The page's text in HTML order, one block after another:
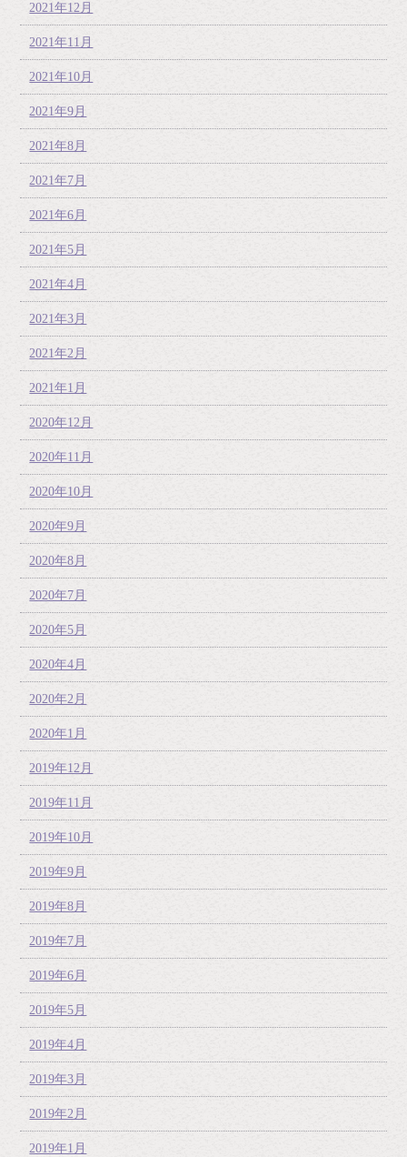
2021年12月
2021年11月
2021年10月
2021年9月
2021年8月
2021年7月
2021年6月
2021年5月
2021年4月
2021年3月
2021年2月
2021年1月
2020年12月
2020年11月
2020年10月
2020年9月
2020年8月
2020年7月
2020年5月
2020年4月
2020年2月
2020年1月
2019年12月
2019年11月
2019年10月
2019年9月
2019年8月
2019年7月
2019年6月
2019年5月
2019年4月
2019年3月
2019年2月
2019年1月